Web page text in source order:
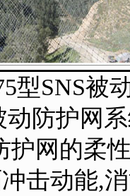
型SNS被
动防护网
护网的柔
击动能,